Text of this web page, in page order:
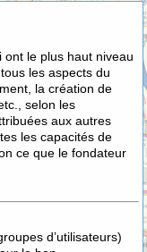
le plus haut niveau
les aspects du
la création de
selon les
aux autres
les capacités de
ce que le fondateur
d’utilisateurs)